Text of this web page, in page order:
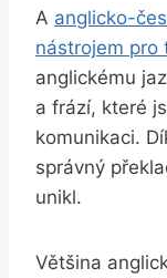
A⁣ anglicko-
nástrojem pro
anglickému
a frází, které
komunikaci.
správný
unikl.
Většina